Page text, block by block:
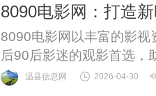
时代的辉煌篇章。源头汇
8090电影网：打造
8090电影网以丰富的影
后90后影迷的观影首选，
温县信息网 2026-04-30